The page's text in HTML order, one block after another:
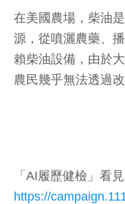
在美國農場，柴油
源，從噴灑農藥、
賴柴油設備，由於
農民幾乎無法透過
「AI履歷健檢」看
https://